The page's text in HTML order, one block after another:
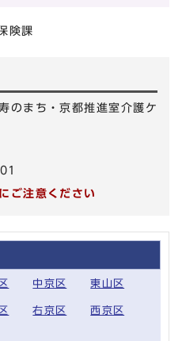
険課
のまち・京都推進室介護ケ
ご注意ください
中京区 東山区
右京区 西京区